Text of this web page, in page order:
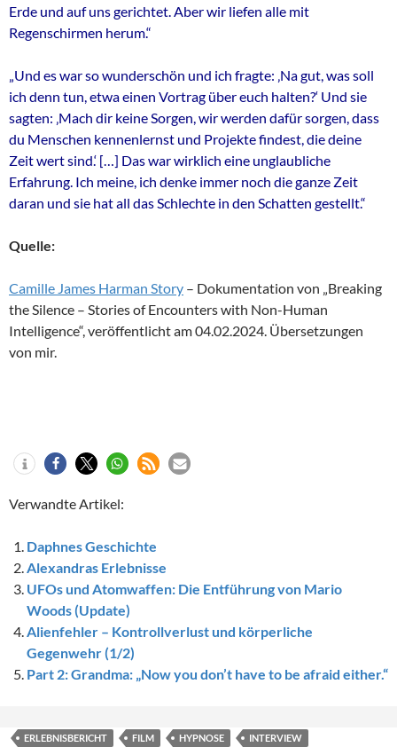
Erde und auf uns gerichtet. Aber wir liefen alle mit
Regenschirmen herum.“
„Und es war so wunderschön und ich fragte: ‚Na gut, was soll
ich denn tun, etwa einen Vortrag über euch halten?‘ Und sie
sagten: ‚Mach dir keine Sorgen, wir werden dafür sorgen, dass
du Menschen kennenlernst und Projekte findest, die deine
Zeit wert sind.‘ […] Das war wirklich eine unglaubliche
Erfahrung. Ich meine, ich denke immer noch die ganze Zeit
daran und sie hat all das Schlechte in den Schatten gestellt.“
Quelle:
Camille James Harman Story – Dokumentation von „Breaking
the Silence – Stories of Encounters with Non-Human
Intelligence“, veröffentlicht am 04.02.2024. Übersetzungen
von mir.
Verwandte Artikel:
Daphnes Geschichte
Alexandras Erlebnisse
UFOs und Atomwaffen: Die Entführung von Mario
Woods (Update)
Alienfehler – Kontrollverlust und körperliche
Gegenwehr (1/2)
Part 2: Grandma: „Now you don’t have to be afraid either.“
ERLEBNISBERICHT FILM HYPNOSE INTERVIEW